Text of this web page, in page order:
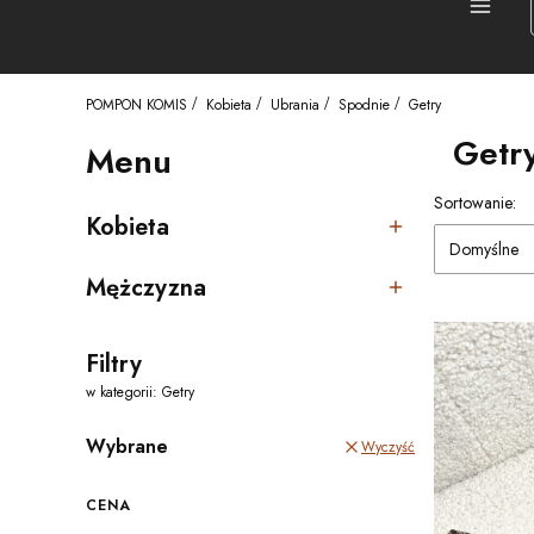
Menu
POMPON KOMIS Kobieta Ubrania Spodnie Getry
Menu
Kategoria - Kobieta
Kobieta
Kategoria - Mężczyzna
Mężczyzna
Filtry
w kategorii: Getry
Wybrane Wyczyść
CENA
Lista
Sortowanie:
Domyślne